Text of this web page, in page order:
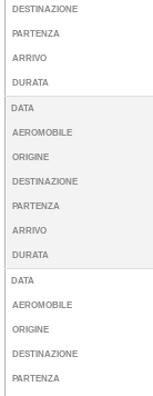
DESTINAZIONE
PARTENZA
ARRIVO
DURATA
DATA
AEROMOBILE
ORIGINE
DESTINAZIONE
PARTENZA
ARRIVO
DURATA
DATA
AEROMOBILE
ORIGINE
DESTINAZIONE
PARTENZA